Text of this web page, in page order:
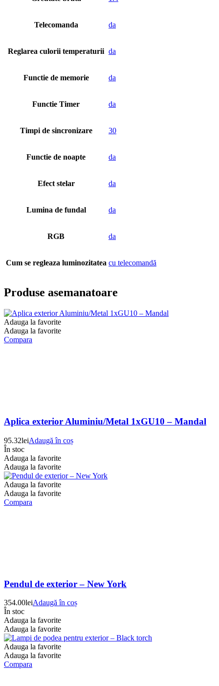
Telecomanda da
Reglarea culorii temperaturii da
Functie de memorie da
Functie Timer da
Timpi de sincronizare 30
Functie de noapte da
Efect stelar da
Lumina de fundal da
RGB da
Cum se regleaza luminozitatea cu telecomandă
Produse asemanatoare
Adauga la favorite
Adauga la favorite
Compara
Aplica exterior Aluminiu/Metal 1xGU10 – Mandal
95.32leiAdaugă în coș
În stoc
Adauga la favorite
Adauga la favorite
Adauga la favorite
Adauga la favorite
Compara
Pendul de exterior – New York
354.00leiAdaugă în coș
În stoc
Adauga la favorite
Adauga la favorite
Adauga la favorite
Adauga la favorite
Compara